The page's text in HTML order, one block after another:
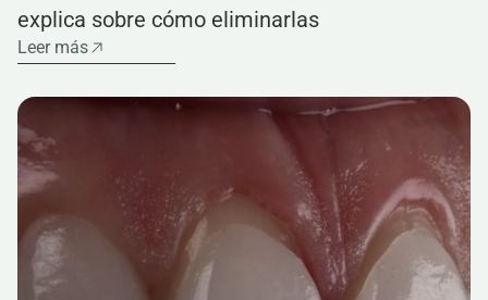
explica sobre cómo eliminarlas
Leer más